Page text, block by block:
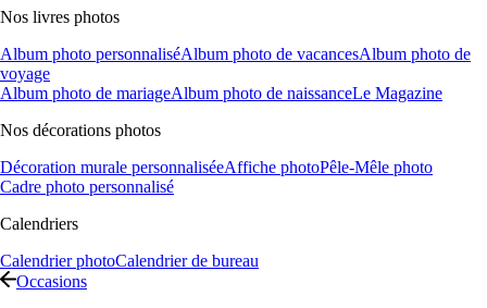
Nos livres photos
Album photo personnaliséAlbum photo de vacancesAlbum photo de
voyage
Album photo de mariageAlbum photo de naissanceLe Magazine
Nos décorations photos
Décoration murale personnaliséeAffiche photoPêle-Mêle photo
Cadre photo personnalisé
Calendriers
Calendrier photoCalendrier de bureau
Occasions